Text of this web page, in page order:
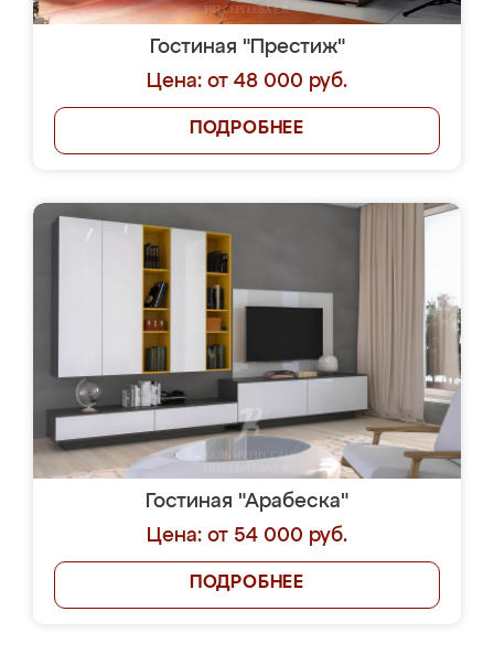
Гостиная "Престиж"
Цена: от 48 000 руб.
ПОДРОБНЕЕ
Гостиная "Арабеска"
Цена: от 54 000 руб.
ПОДРОБНЕЕ